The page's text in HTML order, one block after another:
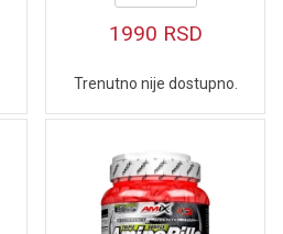
1990 RSD
Trenutno nije dostupno.